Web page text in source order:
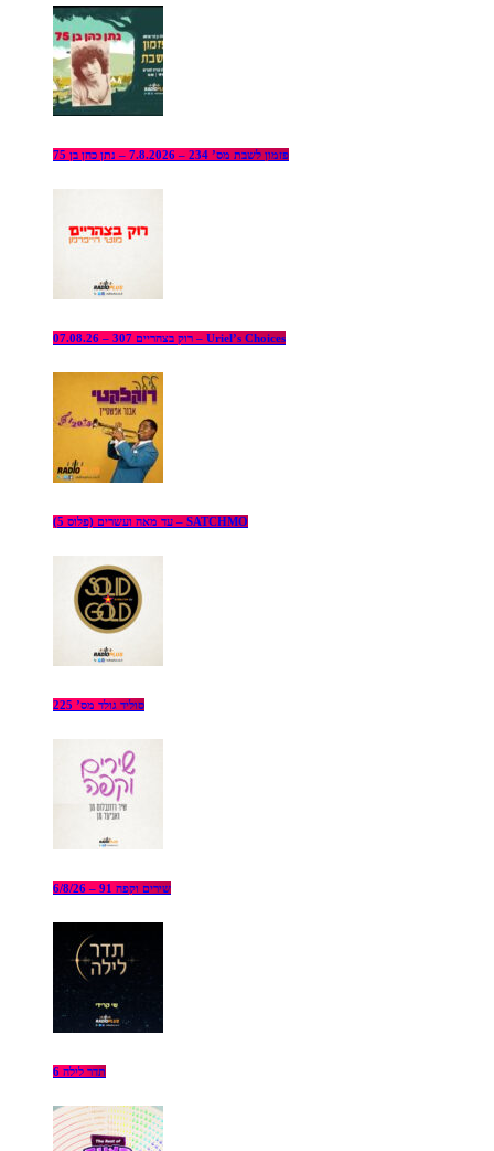
פזמון לשבת מס’ 234 – 7.8.2026 – נתן כהן בן 75
רוק בצהריים 307 – 07.08.26 – Uriel’s Choices
עד מאה ועשרים (פלוס 5) – SATCHMO
סוליד גולד מס’ 225
שירים וקפה 91 – 6/8/26
תדר לילה 6